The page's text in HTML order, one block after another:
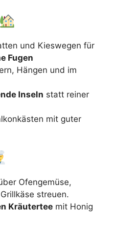
und Kieswegen für
Fugen
Hängen und im
Inseln statt reiner
mit guter
Ofengemüse,
streuen.
Kräutertee mit Honig